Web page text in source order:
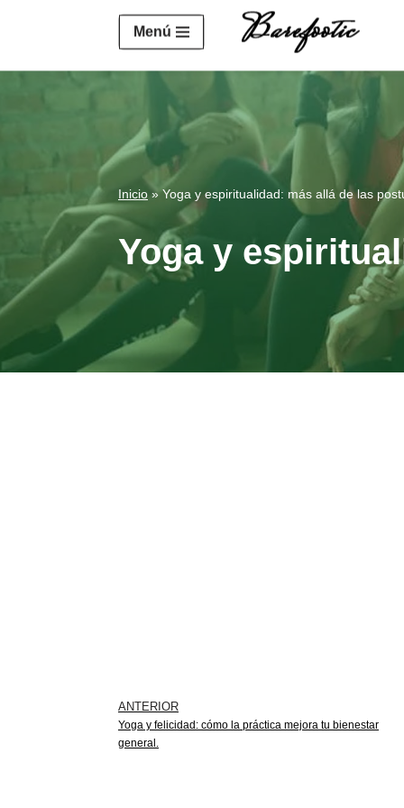
https://salesiq.zohopublic.eu/
Saltar
Menú
Inicio »Yoga y espiritualidad: más allá de las
Yoga y
ANTERIOR
Yoga y felicidad: cómo la práctica mejora tu bienestar
general.